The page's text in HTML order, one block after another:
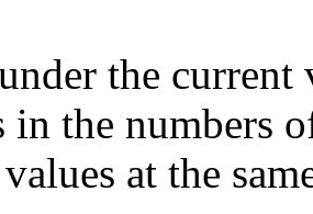
the
in the numbers
at the